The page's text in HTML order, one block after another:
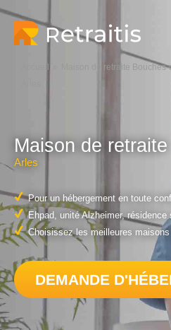
Maison de retraite
Maison de retraite
Arles
Pour un hébergement en toute
Ehpad, unité Alzheimer, résidence
Choisissez les meilleures
DEMANDE